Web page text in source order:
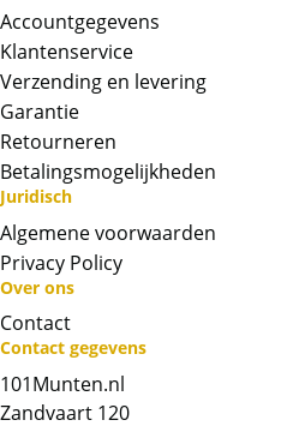
Neem contact op met op!
Chat met ons
Whatsapp ons!
Accountgegevens
Klantenservice
Verzending en levering
Garantie
Retourneren
Betalingsmogelijkheden
Juridisch
Algemene voorwaarden
Privacy Policy
Over ons
Contact
Contact gegevens
101Munten.nl
Zandvaart 120